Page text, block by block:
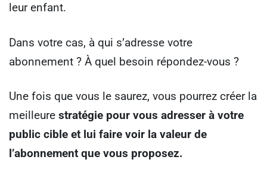
leur enfant.
Dans votre cas, à qui s’adresse votre
abonnement ? À quel besoin répondez-vous ?
Une fois que vous le saurez, vous pourrez créer la
meilleure stratégie pour vous adresser à votre
public cible et lui faire voir la valeur de
l’abonnement que vous proposez.